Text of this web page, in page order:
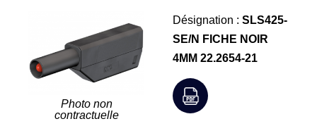
Photo non
contractuelle
Désignation : SLS425-
SE/N FICHE NOIR
4MM 22.2654-21